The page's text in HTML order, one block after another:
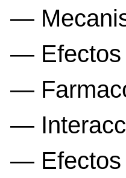
—
— Efectos
—
—
— Efectos